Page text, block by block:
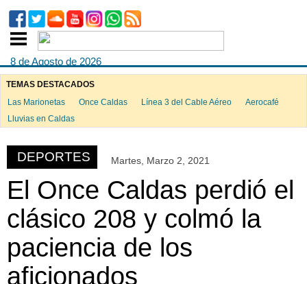
8 de Agosto de 2026
TEMAS DESTACADOS
Las Marionetas
Once Caldas Línea 3 del Cable Aéreo
Aerocafé
Lluvias en Caldas
DEPORTES Martes, Marzo 2, 2021
El Once Caldas perdió el
clásico 208 y colmó la
paciencia de los
aficionados